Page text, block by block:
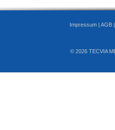
Impressum | AGB
© 2026 TECVIA